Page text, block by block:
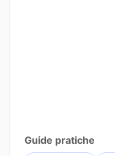
Guide pratiche